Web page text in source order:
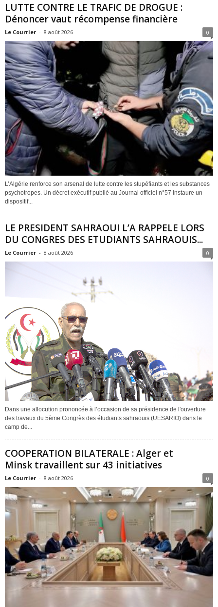
LUTTE CONTRE LE TRAFIC DE DROGUE :
Dénoncer vaut récompense financière
Le Courrier - 8 août 2026 0
L’Algérie renforce son arsenal de lutte contre les stupéfiants et les substances
psychotropes. Un décret exécutif publié au Journal officiel n°57 instaure un
dispositif...
LE PRESIDENT SAHRAOUI L’A RAPPELE LORS
DU CONGRES DES ETUDIANTS SAHRAOUIS...
Le Courrier - 8 août 2026 0
Dans une allocution prononcée à l’occasion de sa présidence de l'ouverture
des travaux du 5ème Congrès des étudiants sahraouis (UESARIO) dans le
camp de...
COOPERATION BILATERALE : Alger et
Minsk travaillent sur 43 initiatives
Le Courrier - 8 août 2026 0